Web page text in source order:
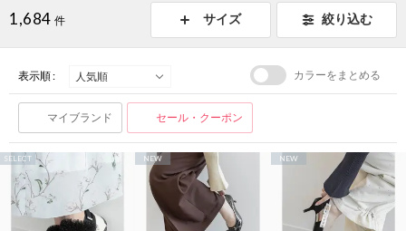
1,684 件 サイズ 絞り込む
表示順 : カラーをまとめる
マイブランド セール・クーポン
SELECT NEW NEW